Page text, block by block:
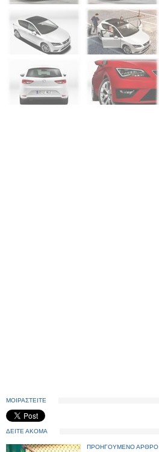
ΜΟΙΡΑΣΤΕΙΤΕ
ΔΕΙΤΕ ΑΚΟΜΑ
ΠΡΟΗΓΟΥΜΕΝΟ ΑΡΘΡΟ